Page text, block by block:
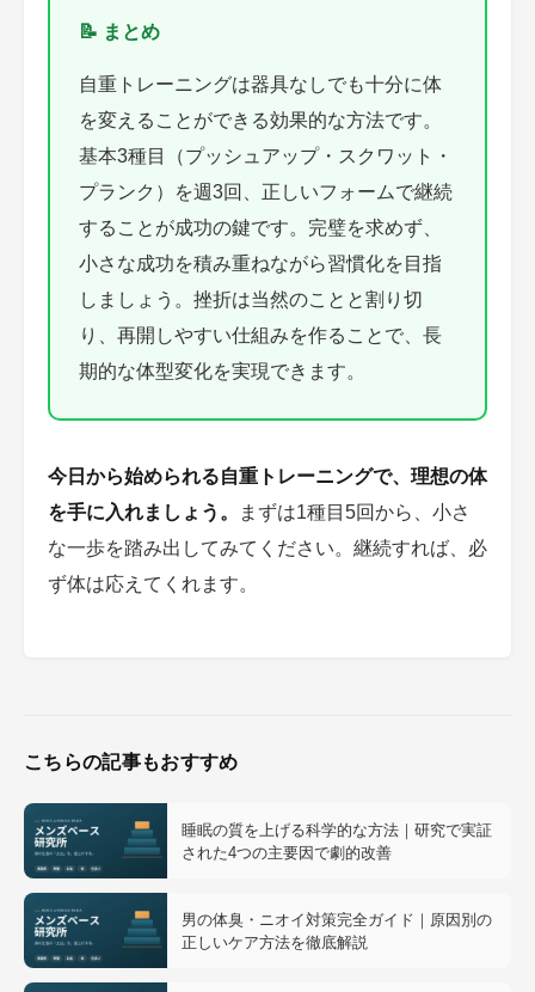
📝 まとめ
自重トレーニングは器具なしでも十分に体
を変えることができる効果的な方法です。
基本3種目（プッシュアップ・スクワット・
プランク）を週3回、正しいフォームで継続
することが成功の鍵です。完璧を求めず、
小さな成功を積み重ねながら習慣化を目指
しましょう。挫折は当然のことと割り切
り、再開しやすい仕組みを作ることで、長
期的な体型変化を実現できます。
今日から始められる自重トレーニングで、理想の体
を手に入れましょう。
まずは1種目5回から、小さ
な一歩を踏み出してみてください。継続すれば、必
ず体は応えてくれます。
こちらの記事もおすすめ
睡眠の質を上げる科学的な方法｜研究で実証
された4つの主要因で劇的改善
男の体臭・ニオイ対策完全ガイド｜原因別の
正しいケア方法を徹底解説